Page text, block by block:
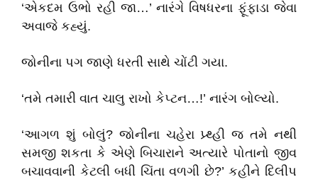
‘એકદમ ઉભો રહી જા…’ નારંગે વિષધરના ફૂંફાડા જેવા
અવાજે કહ્યું.
જોનીના પગ જાણે ધરતી સાથે ચોંટી ગયા.
‘તમે તમારી વાત ચાલુ રાખો કેપ્ટન…!’ નારંગ બોલ્યો.
‘આગળ શું બોલું? જોનીના ચહેરા પ્ર્થ્હી જ તમે નથી
સમજી શકતા કે એણે બિચારાને અત્યારે પોતાનો જીવ
બચાવવાની કેટલી બધી ચિંતા વળગી છે?’ કહીને દિલીપ